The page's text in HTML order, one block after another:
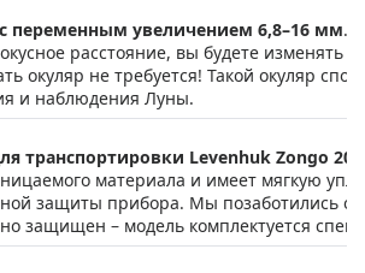
переменным увеличением 6,8–16 мм.
расстояние, вы будете изменять
окуляр не требуется! Такой окуляр
и наблюдения Луны.
транспортировки Levenhuk Zongo 20
материала и имеет мягкую
защиты прибора. Мы позаботились о
защищен – модель комплектуется